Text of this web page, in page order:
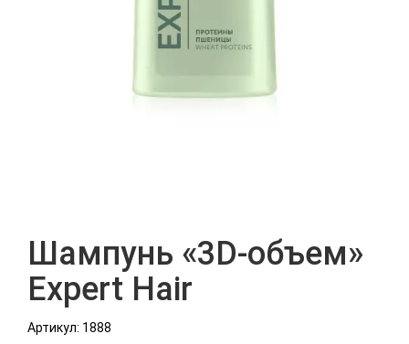
Шампунь «3D-объем»
Expert Hair
Артикул: 1888